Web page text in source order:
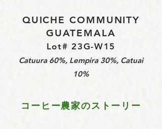
QUICHE COMMUNITY
GUATEMALA
Lot# 23G-W15
Catuura 60%, Lempira 30%, Catuai
10%
コーヒー農家のストーリー